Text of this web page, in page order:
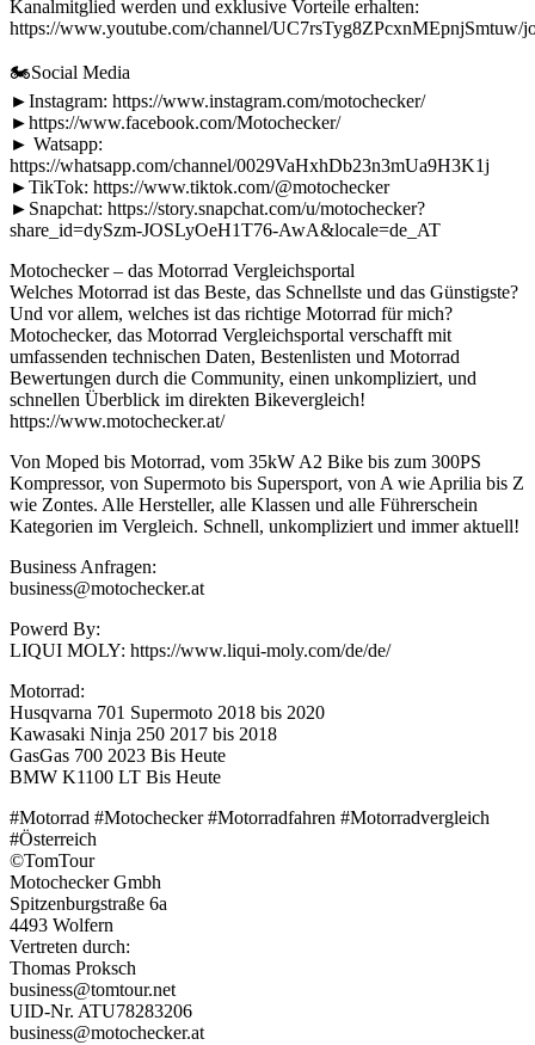
Kanalmitglied werden und exklusive Vorteile erhalten:
https://www.youtube.com/channel/UC7rsTyg8ZPcxnMEpnjSmtuw/
🏍Social Media
►Instagram: https://www.instagram.com/motochecker/
►https://www.facebook.com/Motochecker/
► Watsapp:
https://whatsapp.com/channel/0029VaHxhDb23n3mUa9H3K1j
►TikTok: https://www.tiktok.com/@motochecker
►Snapchat: https://story.snapchat.com/u/motochecker?
share_id=dySzm-JOSLyOeH1T76-AwA&locale=de_AT
Motochecker – das Motorrad Vergleichsportal
Welches Motorrad ist das Beste, das Schnellste und das Günstigste?
Und vor allem, welches ist das richtige Motorrad für mich?
Motochecker, das Motorrad Vergleichsportal verschafft mit
umfassenden technischen Daten, Bestenlisten und Motorrad
Bewertungen durch die Community, einen unkompliziert, und
schnellen Überblick im direkten Bikevergleich!
https://www.motochecker.at/
Von Moped bis Motorrad, vom 35kW A2 Bike bis zum 300PS
Kompressor, von Supermoto bis Supersport, von A wie Aprilia bis Z
wie Zontes. Alle Hersteller, alle Klassen und alle Führerschein
Kategorien im Vergleich. Schnell, unkompliziert und immer aktuell!
Business Anfragen:
business@motochecker.at
Powerd By:
LIQUI MOLY: https://www.liqui-moly.com/de/de/
Motorrad:
Husqvarna 701 Supermoto 2018 bis 2020
Kawasaki Ninja 250 2017 bis 2018
GasGas 700 2023 Bis Heute
BMW K1100 LT Bis Heute
#Motorrad #Motochecker #Motorradfahren #Motorradvergleich
#Österreich
©TomTour
Motochecker Gmbh
Spitzenburgstraße 6a
4493 Wolfern
Vertreten durch:
Thomas Proksch
business@tomtour.net
UID-Nr. ATU78283206
business@motochecker.at